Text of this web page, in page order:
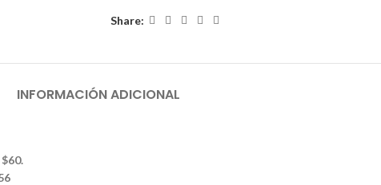
Share:
INFORMACIÓN ADICIONAL